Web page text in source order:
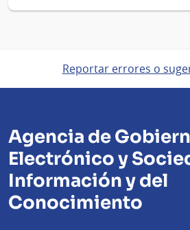
Reportar errores o
Agencia de
Electrónico y
Información y del
Conocimiento